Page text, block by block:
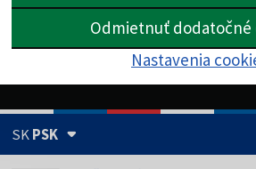
Odmietnuť dodatočné
Nastavenia
SKPSK